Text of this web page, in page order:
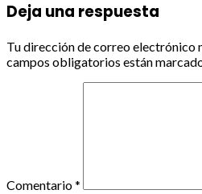
Deja una respuesta
Tu dirección de correo electrónico
campos obligatorios están
Comentario*